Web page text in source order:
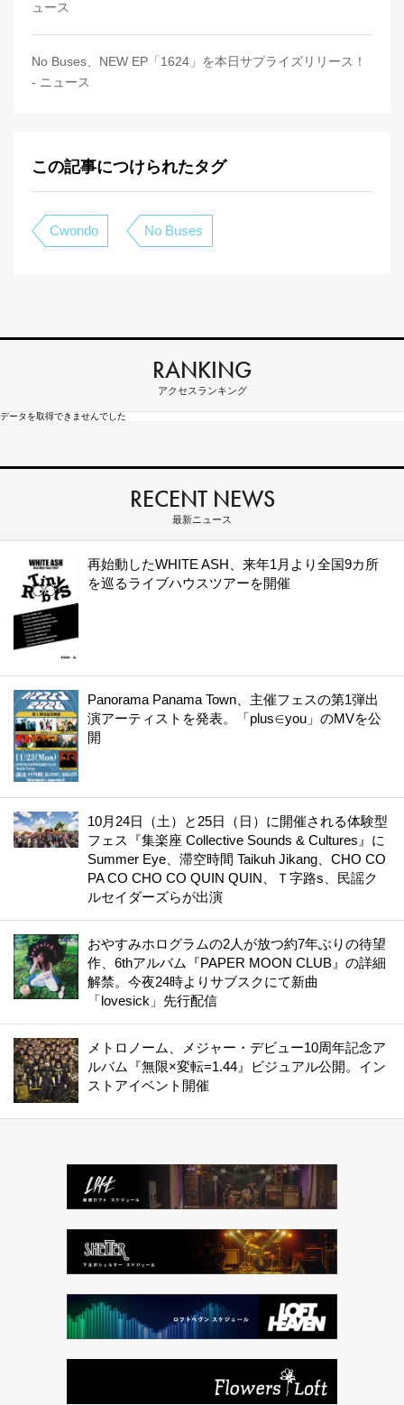
ュース
No Buses、NEW EP「1624」を本日サプライズリリース！
- ニュース
この記事につけられたタグ
Cwondo No Buses
RANKING
アクセスランキング
データを取得できませんでした
RECENT NEWS
最新ニュース
再始動したWHITE ASH、来年1月より全国9カ所
を巡るライブハウスツアーを開催
Panorama Panama Town、主催フェスの第1弾出
演アーティストを発表。「plus∈you」のMVを公
開
10月24日（土）と25日（日）に開催される体験型
フェス『集楽座 Collective Sounds & Cultures』に
Summer Eye、滞空時間 Taikuh Jikang、CHO CO
PA CO CHO CO QUIN QUIN、Ｔ字路s、民謡ク
ルセイダーズらが出演
おやすみホログラムの2人が放つ約7年ぶりの待望
作、6thアルバム『PAPER MOON CLUB』の詳細
解禁。今夜24時よりサブスクにて新曲
「lovesick」先行配信
メトロノーム、メジャー・デビュー10周年記念ア
ルバム『無限×変転=1.44』ビジュアル公開。イン
ストアイベント開催